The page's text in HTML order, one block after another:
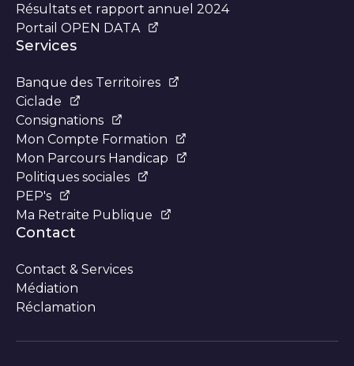
Résultats et rapport annuel 2024
Portail OPEN DATA
Services
Banque des Territoires
Ciclade
Consignations
Mon Compte Formation
Mon Parcours Handicap
Politiques sociales
PEP's
Ma Retraite Publique
Contact
Contact & Services
Médiation
Réclamation